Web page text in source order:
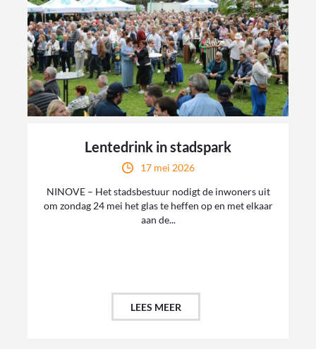
Lentedrink in stadspark
17 mei 2026
NINOVE – Het stadsbestuur nodigt de inwoners uit
om zondag 24 mei het glas te heffen op en met elkaar
aan de...
LEES MEER